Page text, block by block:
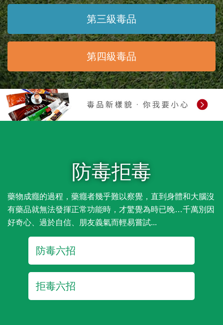
第三級毒品
第四級毒品
防毒拒毒
藥物成癮的過程，藥癮者幾乎難以察覺，直到身體和大腦沒
有藥品就無法發揮正常功能時，才驚覺為時已晚…千萬別因
好奇心、過於自信、朋友義氣而輕易嘗試...
防毒六招
拒毒六招